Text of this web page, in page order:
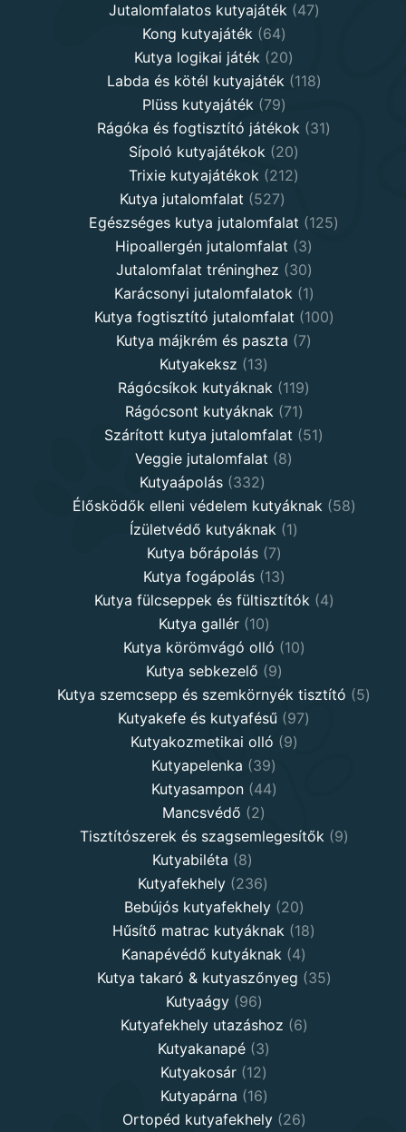
products
Jutalomfalatos kutyajáték 4747
Kong kutyajáték 6464
products
Kutya logikai játék 2020
products
Labda és kötél kutyajáték 118118
Plüss kutyajáték 7979
products
Rágóka és fogtisztító játékok 3131
Sípoló kutyajátékok 2020
products
Trixie kutyajátékok 212212
Kutya jutalomfalat 527527
products
Egészséges kutya jutalomfalat 125125
Hipoallergén jutalomfalat 33
products
Jutalomfalat tréninghez 3030
products
Karácsonyi jutalomfalatok 11
product
Kutya fogtisztító jutalomfalat 100100
Kutya májkrém és paszta 77
Kutyakeksz 1313
products
Rágócsíkok kutyáknak 119119
Rágócsont kutyáknak 7171
products
Szárított kutya jutalomfalat 5151
Veggie jutalomfalat 88
Kutyaápolás 332332
products
Élősködők elleni védelem kutyáknak 5858
Ízületvédő kutyáknak 11
Kutya bőrápolás 77
products
Kutya fogápolás 1313
products
Kutya fülcseppek és fültisztítók 44
Kutya gallér 1010
products
Kutya körömvágó olló 1010
Kutya sebkezelő 99
products
Kutya szemcsepp és szemkörnyék tisztító 55
Kutyakefe és kutyafésű 9797
Kutyakozmetikai olló 99
Kutyapelenka 3939
products
Kutyasampon 4444
Mancsvédő 22
products
Tisztítószerek és szagsemlegesítők 99
Kutyabiléta 88
products
Kutyafekhely 236236
products
Bebújós kutyafekhely 2020
products
Hűsítő matrac kutyáknak 1818
Kanapévédő kutyáknak 44
products
Kutya takaró & kutyaszőnyeg 3535
Kutyaágy 9696
products
Kutyafekhely utazáshoz 66
Kutyakanapé 33
products
Kutyakosár 1212
products
Kutyapárna 1616
products
Ortopéd kutyafekhely 2626